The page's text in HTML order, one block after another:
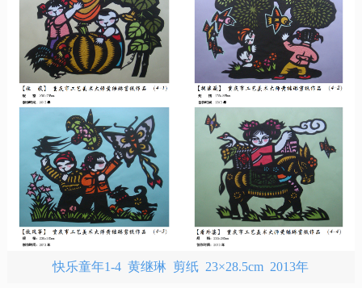
快乐童年1-4 黄继琳 剪纸 23×28.5cm 2013年